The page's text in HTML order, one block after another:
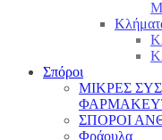
Σπόροι
ΜΙΚΡΕΣ
ΣΠΟΡΟΙ
Φράουλα